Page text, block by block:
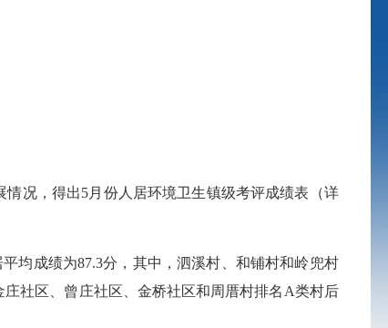
况，得出5月份人居环境卫生镇级考评成绩表（详
均成绩为87.3分，其中，泗溪村 、和铺村和岭兜村
社区、曾庄社区、金桥社区和周厝村排名A类村后